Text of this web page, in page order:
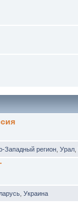
Западный регион, Урал,
, Украина